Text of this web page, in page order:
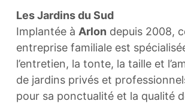
Les Jardins du Sud
Implantée à Arlon depuis 2008,
entreprise familiale est
l’entretien, la tonte, la taille et
de jardins privés et
pour sa ponctualité et la qualité